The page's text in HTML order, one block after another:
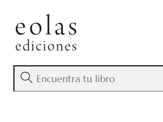
content